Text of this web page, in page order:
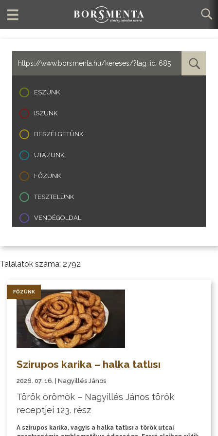
ESZÜNK
ISZUNK
BESZÉLGETÜNK
UTAZUNK
FŐZÜNK
TESZTELÜNK
VENDÉGOLDAL
Találatok száma: 2792
FŐZÜNK
Szirupos karika – halka tatlısı
2026. 07. 16. | Nagyillés János
Török örömök – Nagyillés János török
receptjei 123. rész
A szirupos karika, vagyis a halka tatlısı a török utcai